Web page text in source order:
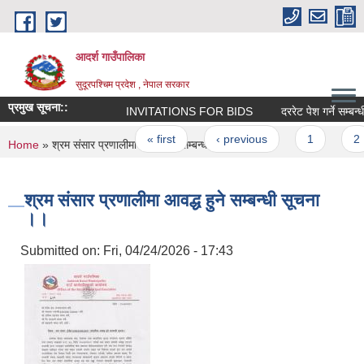
Skip to main content
आदर्श गाउँपालिका
सुदूरपश्चिम प्रदेश , नेपाल सरकार
प्रमुख सूचना:: INVITATIONS FOR BIDS दररेट पेश गर्ने
Pages
« first ‹ previous
You are here
Home » श्रम संसार प्रणालीमा आवद्ध हुने सम्बन्धी सूचना ।।
श्रम संसार प्रणालीमा आवद्ध हुने सम्बन्धी सूचना
।।
Submitted on: Fri, 04/24/2026 - 17:43